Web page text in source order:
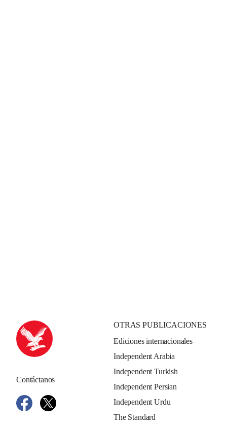
Contáctanos
OTRAS PUBLICACIONES
Ediciones internacionales
Independent Arabia
Independent Turkish
Independent Persian
Independent Urdu
The Standard